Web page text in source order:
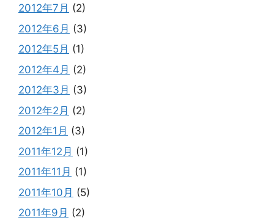
2012年7月 (2)
2012年6月 (3)
2012年5月 (1)
2012年4月 (2)
2012年3月 (3)
2012年2月 (2)
2012年1月 (3)
2011年12月 (1)
2011年11月 (1)
2011年10月 (5)
2011年9月 (2)